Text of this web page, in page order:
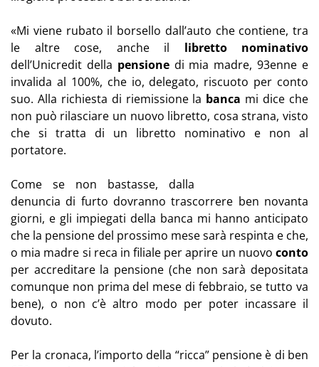
«Mi viene rubato il borsello dall’auto che contiene, tra
le altre cose, anche il libretto nominativo
dell’Unicredit della pensionedi mia madre, 93enne e
invalida al 100%, che io, delegato, riscuoto per conto
suo. Alla richiesta di riemissione la banca mi dice che
non può rilasciare un nuovo libretto, cosa strana, visto
che si tratta di un libretto nominativo e non al
portatore.
Come se non bastasse, dalla
denuncia di furto dovranno trascorrere ben novanta
giorni, e gli impiegati della banca mi hanno anticipato
che la pensione del prossimo mese sarà respinta e che,
o mia madre si reca in filiale per aprire un nuovo conto
per accreditare la pensione (che non sarà depositata
comunque non prima del mese di febbraio, se tutto va
bene), o non c’è altro modo per poter incassare il
dovuto.
Per la cronaca, l’importo della “ricca” pensione è di ben